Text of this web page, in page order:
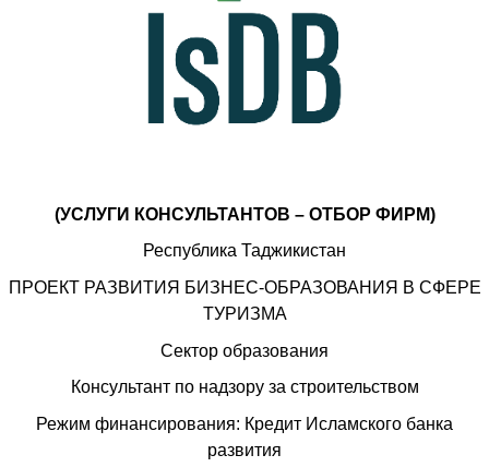
(УСЛУГИ КОНСУЛЬТАНТОВ – ОТБОР ФИРМ)
Республика Таджикистан
ПРОЕКТ РАЗВИТИЯ БИЗНЕС-ОБРАЗОВАНИЯ В СФЕРЕ
ТУРИЗМА
Сектор образования
Консультант по надзору за строительством
Режим финансирования: Кредит Исламского банка
развития